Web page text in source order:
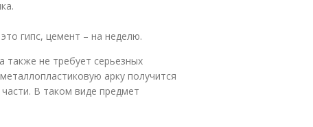
гипс, цемент – на неделю.
также не требует серьезных
арку получится
В таком виде предмет